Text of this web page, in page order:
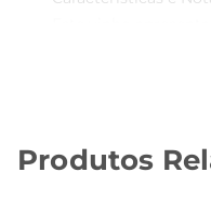
de sutis toques de
massas ao molho
Produtos